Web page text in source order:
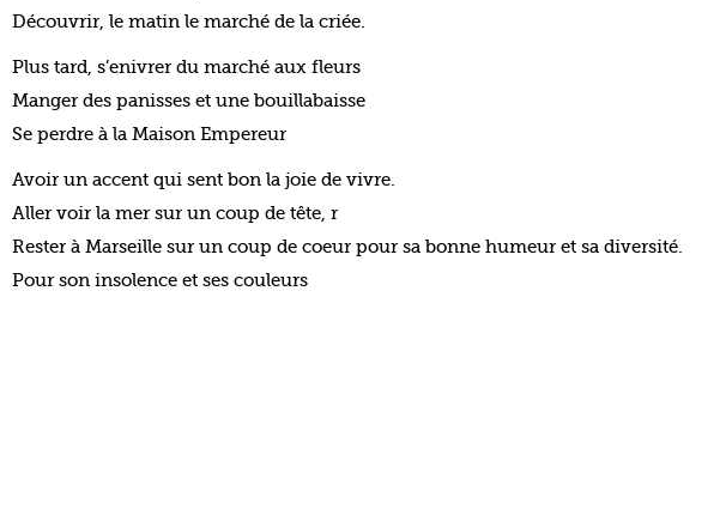
Découvrir, le matin le marché de la criée.
Plus tard, s’enivrer du marché aux fleurs
Manger des panisses et une bouillabaisse
Se perdre à la Maison Empereur
Avoir un accent qui sent bon la joie de vivre.
Aller voir la mer sur un coup de tête, r
Rester à Marseille sur un coup de coeur pour sa bonne humeur et sa diversité.
Pour son insolence et ses couleurs